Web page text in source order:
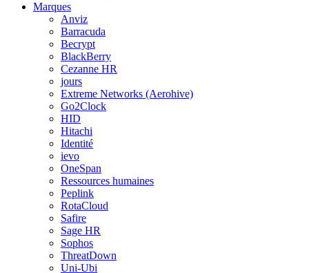
Marques
Anviz
Barracuda
Becrypt
BlackBerry
Cezanne HR
jours
Extreme Networks (Aerohive)
Go2Clock
HID
Hitachi
Identité
ievo
OneSpan
Ressources humaines
Peplink
RotaCloud
Safire
Sage HR
Sophos
ThreatDown
Uni-Ubi